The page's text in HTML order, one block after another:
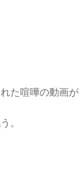
た喧嘩の動画が
。